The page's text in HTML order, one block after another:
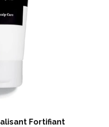
Fortifiant